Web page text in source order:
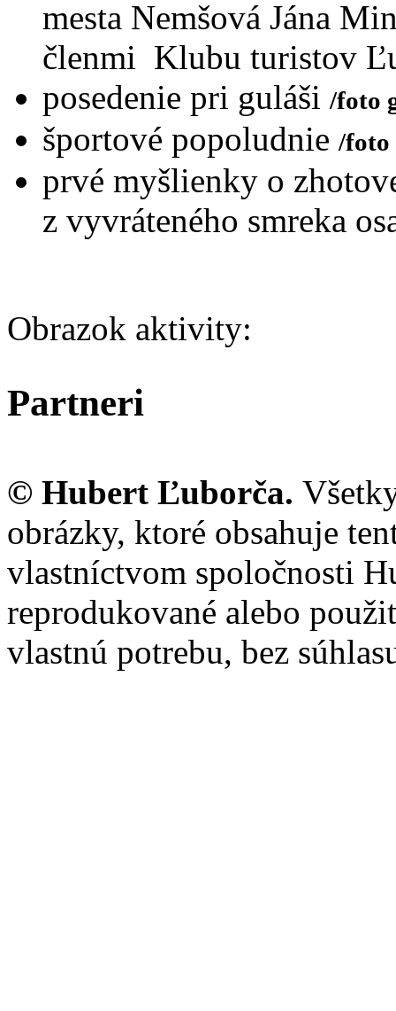
mesta Nemšová Jána
členmi Klubu turistov
posedenie pri guláši /foto
športové popoludnie /foto
prvé myšlienky o
z vyvráteného smreka
Obrazok aktivity:
Partneri
© Hubert Ľuborča.
obrázky, ktoré obsahuje
vlastníctvom spoločnosti
reprodukované alebo
vlastnú potrebu, bez